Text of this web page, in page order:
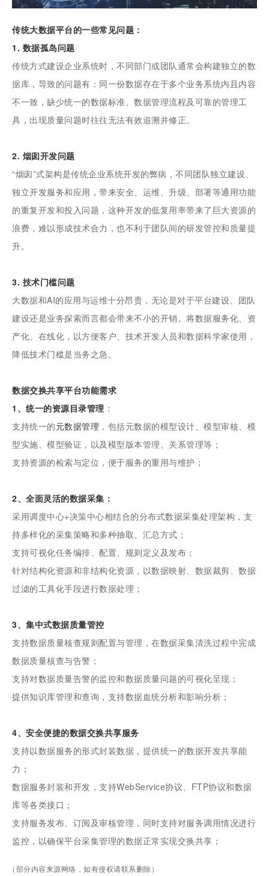
传统大数据平台的一些常见问题：
1. 数据孤岛问题
传统方式建设企业系统时，不同部门或团队通常会构建独立的数
据库，导致的问题有：同一份数据存在于多个业务系统内且内容
不一致，缺少统一的数据标准、数据管理流程及可靠的管理工
具，出现质量问题时往往无法有效追溯并修正。
2. 烟囱开发问题
“烟囱”式架构是传统企业系统开发的弊病，不同团队独立建设、
独立开发服务和应用，带来安全、运维、升级、部署等通用功能
的重复开发和投入问题，这种开发的低复用率带来了巨大资源的
浪费，难以形成技术合力，也不利于团队间的研发管控和质量提
升。
3. 技术门槛问题
大数据和AI的应用与运维十分昂贵，无论是对于平台建设、团队
建设还是业务探索而言都会带来不小的开销。将数据服务化、资
产化、在线化，以方便客户、技术开发人员和数据科学家使用，
降低技术门槛是当务之急。
数据交换共享平台功能需求
1、统一的资源目录管理 ：
支持统一的元数据管理 ，包括元数据的模型设计、模型审核、模
型实施、模型验证，以及模型版本管理、关系管理等；
支持资源的检索与定位，便于服务的重用与维护；
2、全面灵活的数据采集：
采用调度中心+决策中心相结合的分布式数据采集处理架构，支
持多样化的采集策略和多种抽取、汇总方式；
支持可视化任务编排、配置、规则定义及发布；
针对结构化资源和非结构化资源，以数据映射、数据裁剪、数据
过滤的工具化手段进行数据处理；
3、集中式数据质量管控
支持数据质量核查规则配置与管理，在数据采集清洗过程中完成
数据质量核查与告警；
支持对数据质量告警的监控和数据质量问题的可视化呈现；
提供知识库管理和查询，支持数据血统分析和影响分析；
4、安全便捷的数据交换共享服务
支持以数据服务的形式封装数据，提供统一的数据开发共享能
力；
数据服务封装和开发，支持WebService协议、FTP协议和数据
库等各类接口；
支持服务发布、订阅及审核管理，同时支持对服务调用情况进行
监控，以确保平台采集管理的数据正常实现交换共享；
（部分内容来源网络，如有侵权请联系删除）